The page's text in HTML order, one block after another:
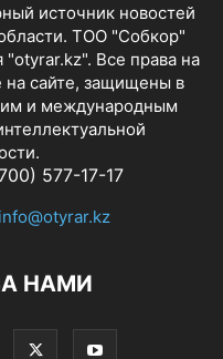
источник новостей
ТОО "Собкор"
"otyrar.kz". Все права на
на сайте, защищены в
и международным
577-17-17
info@otyrar.kz
НАМИ